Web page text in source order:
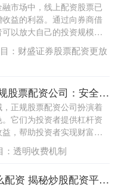
市场中，线上配资股票已
益的利器。通过向券商借
以放大自己的投资规模，
： 财盛证券股票配资更放
股票资配 正规股票配资公司：安全可靠，助您投资致富
正规股票配资公司扮演着
它们为投资者提供杠杆资
，帮助投资者实现财富增
透明收费机制
股票账户怎么配资 揭秘炒股配资平台优劣，助你选择最佳平台